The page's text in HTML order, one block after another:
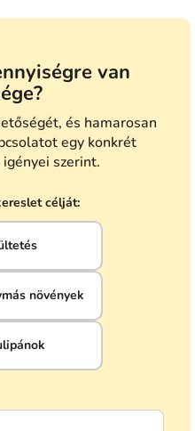
van
és hamarosan
egy konkrét
szerint.
célját:
növények